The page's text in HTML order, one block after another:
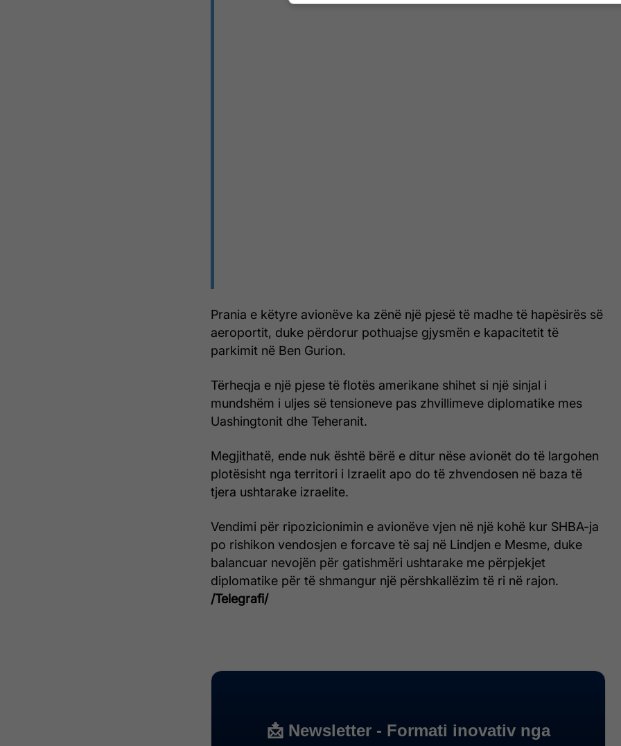
Prania e këtyre avionëve ka zënë një pjesë të madhe të hapësirës së
aeroportit, duke përdorur pothuajse gjysmën e kapacitetit të
parkimit në Ben Gurion.
Tërheqja e një pjese të flotës amerikane shihet si një sinjal i
mundshëm i uljes së tensioneve pas zhvillimeve diplomatike mes
Uashingtonit dhe Teheranit.
Megjithatë, ende nuk është bërë e ditur nëse avionët do të largohen
plotësisht nga territori i Izraelit apo do të zhvendosen në baza të
tjera ushtarake izraelite.
Vendimi për ripozicionimin e avionëve vjen në një kohë kur SHBA-ja
po rishikon vendosjen e forcave të saj në Lindjen e Mesme, duke
balancuar nevojën për gatishmëri ushtarake me përpjekjet
diplomatike për të shmangur një përshkallëzim të ri në rajon.
/Telegrafi/